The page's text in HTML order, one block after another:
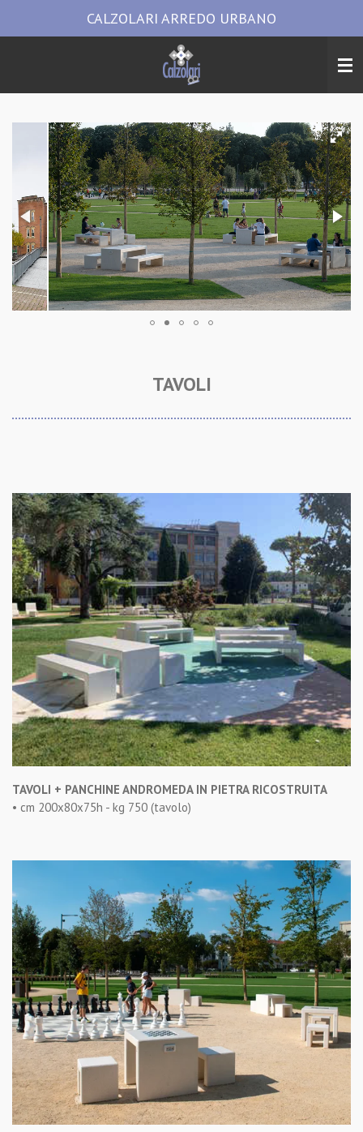
al
CALZOLARI ARREDO URBANO
TAVOLI
TAVOLI + PANCHINE ANDROMEDA IN PIETRA RICOSTRUITA
• cm 200x80x75h - kg 750 (tavolo)